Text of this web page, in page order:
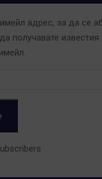
адрес, за да се
получавате известия